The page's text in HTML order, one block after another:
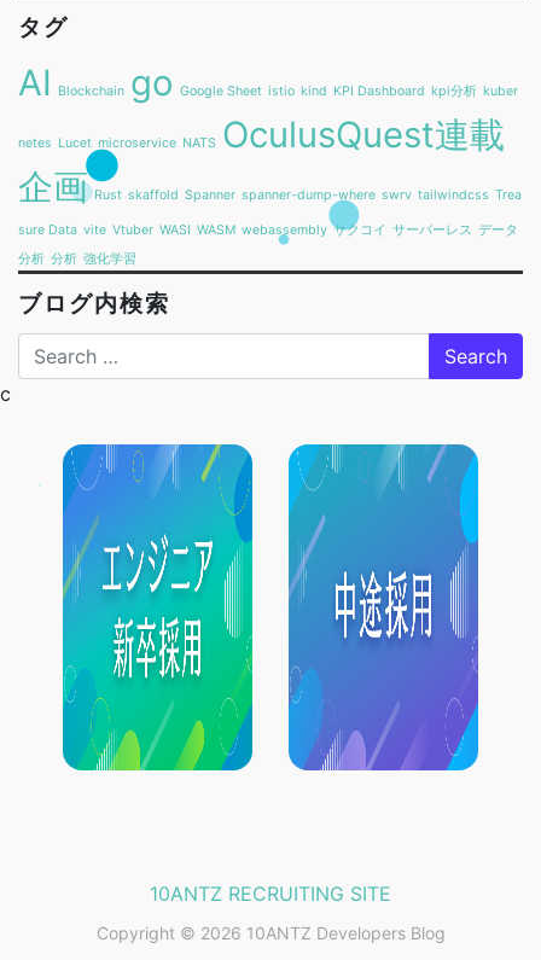
タグ
AI Blockchain go Google Sheet istio kind KPI Dashboard kpi分析 kuber
netes Lucet microservice NATS OculusQuest連載
企画 Rust skaffold Spanner spanner-dump-where swrv tailwindcss Trea
sure Data vite Vtuber WASI WASM webassembly サクコイ サーバーレス データ
分析 分析 強化学習
ブログ内検索
Search
c
10ANTZ RECRUITING SITE
Copyright © 2026 10ANTZ Developers Blog